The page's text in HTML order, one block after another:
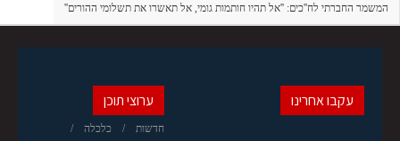
המשמר החברתי לח''כים: ''אל תהיו חותמות גומי, אל תאשרו את תשלומי ההורים''
ערוצי תוכן
חדשות כלכלה
עקבו אחרינו